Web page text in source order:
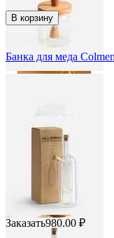
В корзину
Банка для меда
Заказать980.00 ₽